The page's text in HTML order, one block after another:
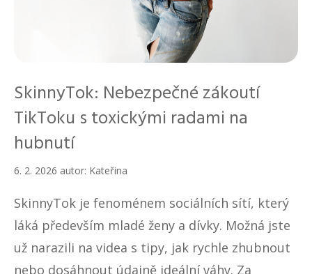
SkinnyTok: Nebezpečné zákoutí
TikToku s toxickými radami na
hubnutí
6. 2. 2026 autor: Kateřina
SkinnyTok je fenoménem sociálních sítí, který
láká především mladé ženy a dívky. Možná jste
už narazili na videa s tipy, jak rychle zhubnout
nebo dosáhnout údajně ideální váhy. Za